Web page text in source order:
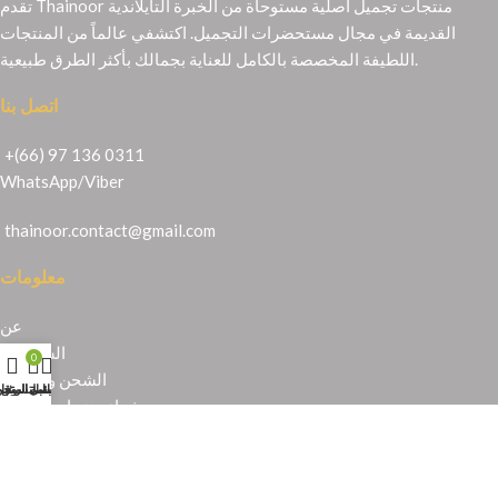
تقدم Thainoor منتجات تجميل أصلية مستوحاة من الخبرة التايلاندية
القديمة في مجال مستحضرات التجميل. اكتشفي عالماً من المنتجات
اللطيفة المخصصة بالكامل للعناية بجمالك بأكثر الطرق طبيعية.
اتصل بنا
+(66) 97 136 0311
WhatsApp/Viber
thainoor.contact@gmail.com
معلومات
عن
الشهادات
الشحن والإرجاع
شراء منتجات تايلندية
قائمة
0
عربة التسوق
حسابي